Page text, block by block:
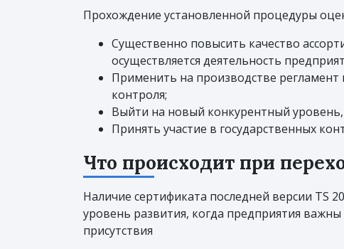
Прохождение установленной процедуры
Существенно повысить качество
осуществляется деятельность
Применить на производстве
контроля;
Выйти на новый конкурентный
Принять участие в государственных
Что происходит при
Наличие сертификата последней версии TS
уровень развития, когда предприятия
присутствия